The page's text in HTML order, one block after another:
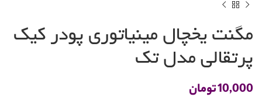
مگنت یخچال مینیاتوری پودر کیک
پرتقالی مدل تک
10,000تومان